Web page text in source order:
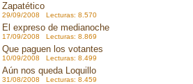
Zapatético
29/09/2008 Lecturas: 8.570
El expreso de medianoche
17/09/2008 Lecturas: 8.869
Que paguen los votantes
10/09/2008 Lecturas: 8.499
Aún nos queda Loquillo
31/08/2008 Lecturas: 8.459